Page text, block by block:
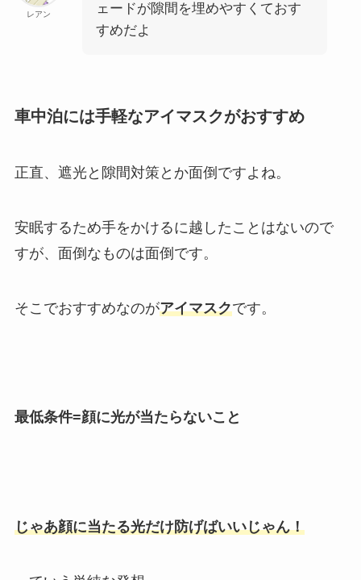
レアン
ェードが隙間を埋めやすくておす
すめだよ
車中泊には手軽なアイマスクがおすすめ
正直、遮光と隙間対策とか面倒ですよね。
安眠するため手をかけるに越したことはないので
すが、面倒なものは面倒です。
そこでおすすめなのがアイマスクです。
最低条件=顔に光が当たらないこと
じゃあ顔に当たる光だけ防げばいいじゃん！